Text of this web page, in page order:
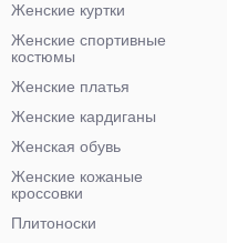
Женские куртки
Женские спортивные
костюмы
Женские платья
Женские кардиганы
Женская обувь
Женские кожаные
кроссовки
Плитоноски